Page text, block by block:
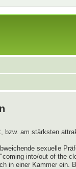
bzw. am stärksten
sexuelle
into/out of the
in einer Kammer ein.